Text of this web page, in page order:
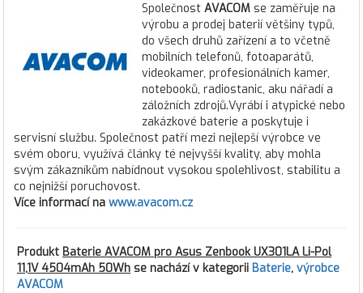
Společnost AVACOM se zaměřuje na
výrobu a prodej baterií většiny typů,
do všech druhů zařízení a to včetně
mobilních telefonů, fotoaparátů,
videokamer, profesionálních kamer,
notebooků, radiostanic, aku nářadí a
záložních zdrojů.Vyrábí i atypické nebo
zakázkové baterie a poskytuje i
servisní službu. Společnost patří mezi nejlepší výrobce ve
svém oboru, využívá články té nejvyšší kvality, aby mohla
svým zákazníkům nabídnout vysokou spolehlivost, stabilitu a
co nejnižší poruchovost.
Více informací na www.avacom.cz
Produkt Baterie AVACOM pro Asus Zenbook UX301LA Li-Pol
11,1V 4504mAh 50Wh se nachází v kategorii Baterie, výrobce
AVACOM